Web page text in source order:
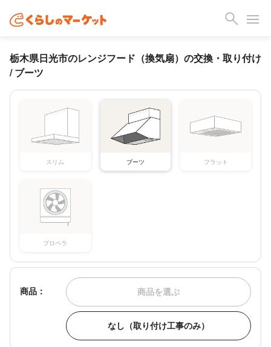
栃木県日光市のレンジフード（換気扇）の交換・取り付け
/ ブーツ
スリム ブーツ フラット
プロペラ
商品： 商品を選ぶ
なし（取り付け工事のみ）